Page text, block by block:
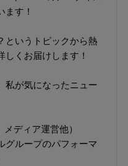
ます！
というトピックから熱
くお届けします！
私が気になったニュー
ディア運営他）
グループのパフォーマ